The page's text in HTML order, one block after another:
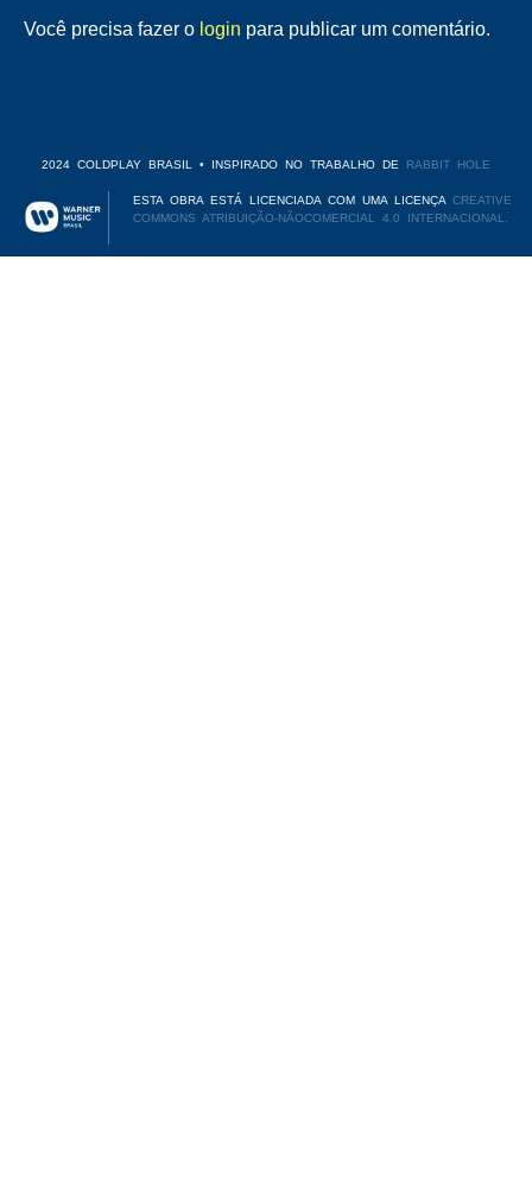
Você precisa fazer o login para publicar um comentário.
2024 COLDPLAY BRASIL • INSPIRADO NO TRABALHO DE RABBIT HOLE
ESTA OBRA ESTÁ LICENCIADA COM UMA LICENÇACREATIVE
COMMONS ATRIBUIÇÃO-NÃOCOMERCIAL 4.0 INTERNACIONAL.